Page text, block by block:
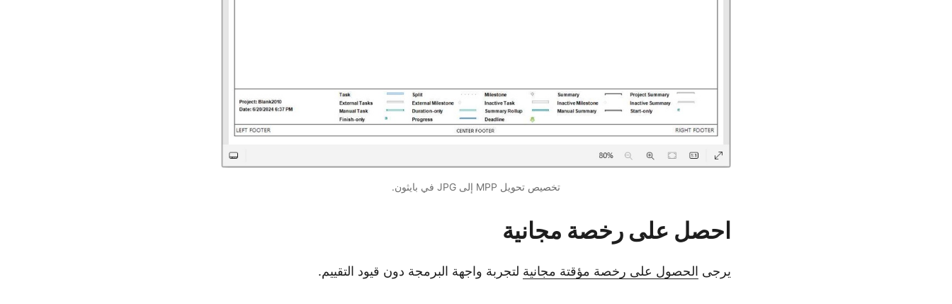
تخصيص تحويل MPP إلى JPG في بايثون.
احصل على رخصة مجانية
يرجى الحصول على رخصة مؤقتة مجانية لتجربة واجهة البرمجة دون قيود التقييم.